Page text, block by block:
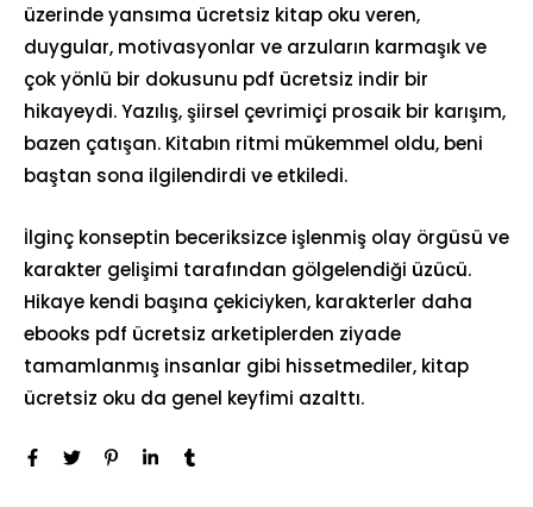
üzerinde yansıma ücretsiz kitap oku veren,
duygular, motivasyonlar ve arzuların karmaşık ve
çok yönlü bir dokusunu pdf ücretsiz indir bir
hikayeydi. Yazılış, şiirsel çevrimiçi prosaik bir karışım,
bazen çatışan. Kitabın ritmi mükemmel oldu, beni
baştan sona ilgilendirdi ve etkiledi.
İlginç konseptin beceriksizce işlenmiş olay örgüsü ve
karakter gelişimi tarafından gölgelendiği üzücü.
Hikaye kendi başına çekiciyken, karakterler daha
ebooks pdf ücretsiz arketiplerden ziyade
tamamlanmış insanlar gibi hissetmediler, kitap
ücretsiz oku da genel keyfimi azalttı.